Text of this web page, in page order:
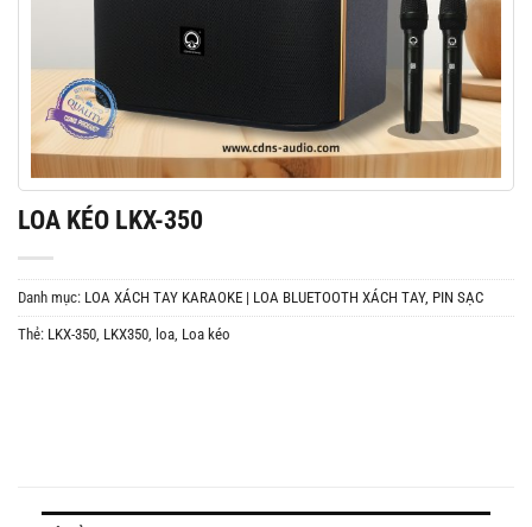
LOA KÉO LKX-350
Danh mục: LOA XÁCH TAY KARAOKE | LOA BLUETOOTH XÁCH TAY, PIN SẠC
Thẻ: LKX-350, LKX350, loa, Loa kéo